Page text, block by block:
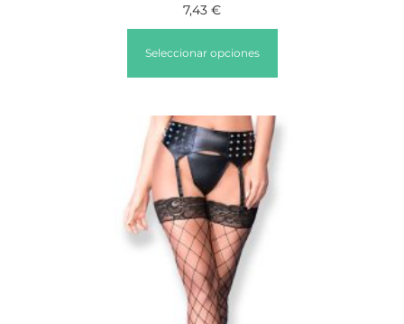
7,43 €
Seleccionar opciones